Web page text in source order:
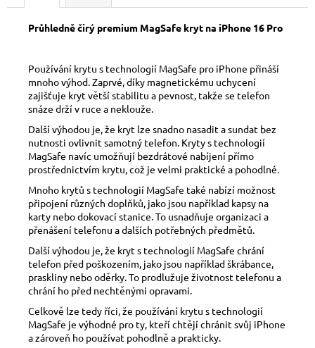
Průhledně čirý premium MagSafe kryt na iPhone 16 Pro
Používání krytu s technologií MagSafe pro iPhone přináší
mnoho výhod. Zaprvé, díky magnetickému uchycení
zajišťuje kryt větší stabilitu a pevnost, takže se telefon
snáze drží v ruce a neklouže.
Další výhodou je, že kryt lze snadno nasadit a sundat bez
nutnosti ovlivnit samotný telefon. Kryty s technologií
MagSafe navíc umožňují bezdrátové nabíjení přímo
prostřednictvím krytu, což je velmi praktické a pohodlné.
Mnoho krytů s technologií MagSafe také nabízí možnost
připojení různých doplňků, jako jsou například kapsy na
karty nebo dokovací stanice. To usnadňuje organizaci a
přenášení telefonu a dalších potřebných předmětů.
Další výhodou je, že kryt s technologií MagSafe chrání
telefon před poškozením, jako jsou například škrábance,
praskliny nebo oděrky. To prodlužuje životnost telefonu a
chrání ho před nechtěnými opravami.
Celkově lze tedy říci, že používání krytu s technologií
MagSafe je výhodné pro ty, kteří chtějí chránit svůj iPhone
a zároveň ho používat pohodlně a prakticky.